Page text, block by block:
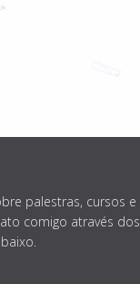
palestras, cursos e
comigo através dos